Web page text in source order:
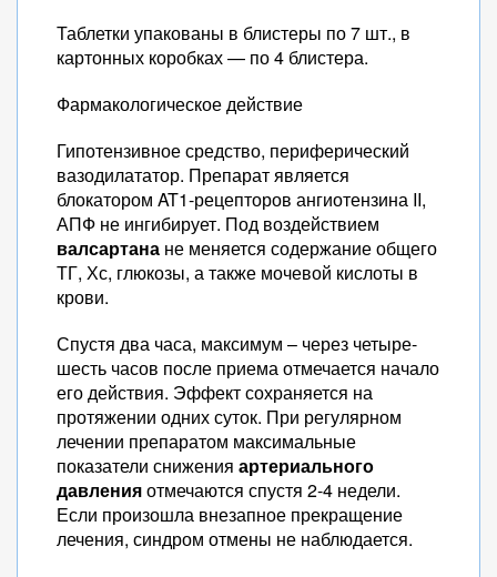
Таблетки упакованы в блистеры по 7 шт., в
картонных коробках — по 4 блистера.
Фармакологическое действие
Гипотензивное средство, периферический
вазодилататор. Препарат является
блокатором AT1-рецепторов ангиотензина II,
АПФ не ингибирует. Под воздействием
валсартана не меняется содержание общего
ТГ, Хс, глюкозы, а также мочевой кислоты в
крови.
Спустя два часа, максимум – через четыре-
шесть часов после приема отмечается начало
его действия. Эффект сохраняется на
протяжении одних суток. При регулярном
лечении препаратом максимальные
показатели снижения артериального
давленияотмечаются спустя 2-4 недели.
Если произошла внезапное прекращение
лечения, синдром отмены не наблюдается.